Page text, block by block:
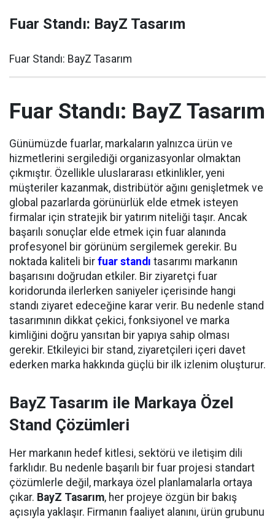
Fuar Standı: BayZ Tasarım
Fuar Standı: BayZ Tasarım
Fuar Standı: BayZ Tasarım
Günümüzde fuarlar, markaların yalnızca ürün ve
hizmetlerini sergilediği organizasyonlar olmaktan
çıkmıştır. Özellikle uluslararası etkinlikler, yeni
müşteriler kazanmak, distribütör ağını genişletmek ve
global pazarlarda görünürlük elde etmek isteyen
firmalar için stratejik bir yatırım niteliği taşır. Ancak
başarılı sonuçlar elde etmek için fuar alanında
profesyonel bir görünüm sergilemek gerekir. Bu
noktada kaliteli bir fuar standı tasarımı markanın
başarısını doğrudan etkiler. Bir ziyaretçi fuar
koridorunda ilerlerken saniyeler içerisinde hangi
standı ziyaret edeceğine karar verir. Bu nedenle stand
tasarımının dikkat çekici, fonksiyonel ve marka
kimliğini doğru yansıtan bir yapıya sahip olması
gerekir. Etkileyici bir stand, ziyaretçileri içeri davet
ederken marka hakkında güçlü bir ilk izlenim oluşturur.
BayZ Tasarım ile Markaya Özel
Stand Çözümleri
Her markanın hedef kitlesi, sektörü ve iletişim dili
farklıdır. Bu nedenle başarılı bir fuar projesi standart
çözümlerle değil, markaya özel planlamalarla ortaya
çıkar. BayZ Tasarım, her projeye özgün bir bakış
açısıyla yaklaşır. Firmanın faaliyet alanını, ürün grubunu